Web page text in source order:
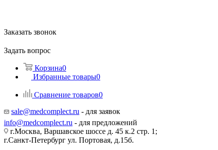
Заказать звонок
Задать вопрос
Корзина0
Избранные товары0
Сравнение товаров0
sale@medcomplect.ru - для заявок
info@medcomplect.ru - для предложений
г.Москва, Варшавское шоссе д. 45 к.2 стр. 1;
г.Санкт-Петербург ул. Портовая, д.15б.